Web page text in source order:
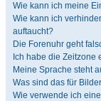
Wie kann ich meine
Wie kann ich
auftaucht?
Die Forenuhr geht
Ich habe die Zeitzone
Meine Sprache steht
Was sind das für
Wie verwende ich